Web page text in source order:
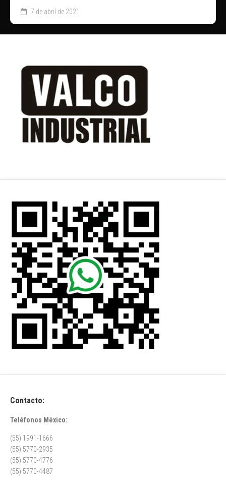
7 de abril de 2021
Contacto:
Teléfonos México:
(55) 1991-1666
(55) 5770-2935
(55) 5770-4776
(55) 5770-4487